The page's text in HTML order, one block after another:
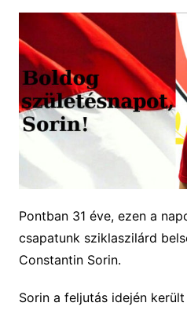
Pontban 31 éve, ezen a
csapatunk sziklaszilárd
Constantin Sorin.
Sorin a feljutás idején